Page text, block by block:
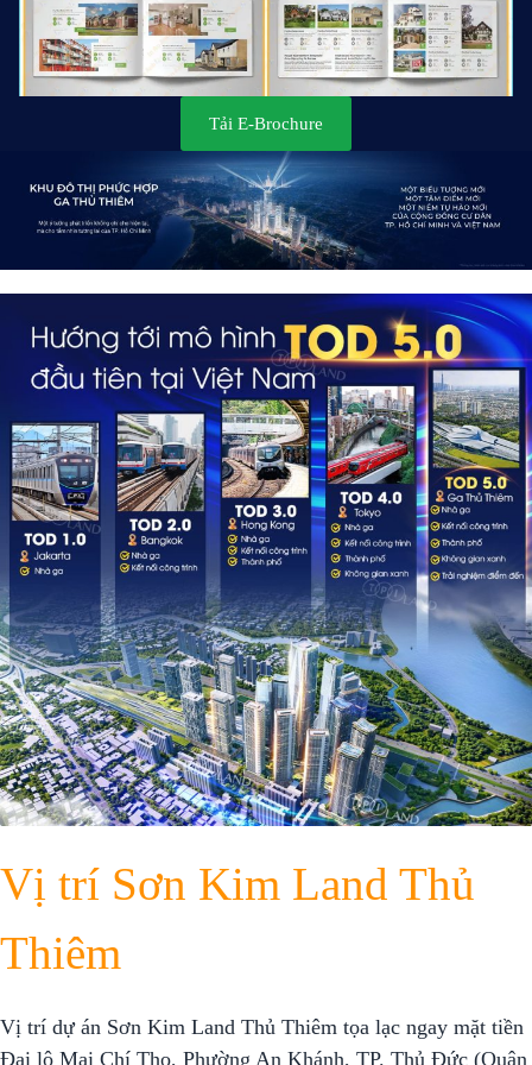
Tải E-Brochure
Vị trí Sơn Kim Land Thủ
Thiêm
Vị trí dự án Sơn Kim Land Thủ Thiêm tọa lạc ngay mặt tiền
Đại lộ Mai Chí Thọ, Phường An Khánh, TP. Thủ Đức (Quận